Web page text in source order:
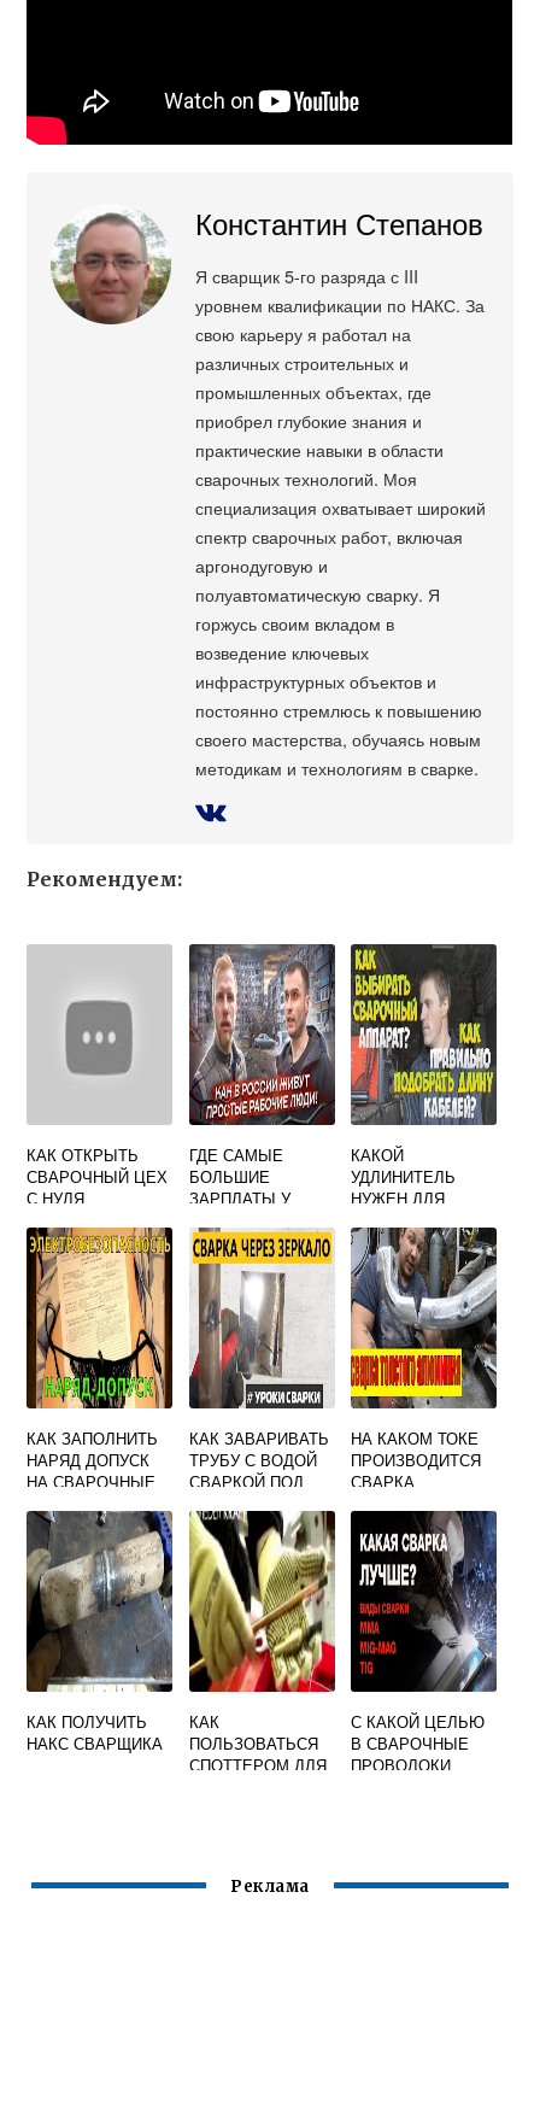
Константин Степанов
Я сварщик 5-го разряда с III
уровнем квалификации по НАКС. За
свою карьеру я работал на
различных строительных и
промышленных объектах, где
приобрел глубокие знания и
практические навыки в области
сварочных технологий. Моя
специализация охватывает широкий
спектр сварочных работ, включая
аргонодуговую и
полуавтоматическую сварку. Я
горжусь своим вкладом в
возведение ключевых
инфраструктурных объектов и
постоянно стремлюсь к повышению
своего мастерства, обучаясь новым
методикам и технологиям в сварке.
Рекомендуем:
КАК ОТКРЫТЬ
СВАРОЧНЫЙ ЦЕХ
С НУЛЯ
ГДЕ САМЫЕ
БОЛЬШИЕ
ЗАРПЛАТЫ У
КАКОЙ
УДЛИНИТЕЛЬ
НУЖЕН ДЛЯ
АППАРАТА
КАК ЗАПОЛНИТЬ
НАРЯД ДОПУСК
НА СВАРОЧНЫЕ
КАК ЗАВАРИВАТЬ
ТРУБУ С ВОДОЙ
СВАРКОЙ ПОД
НА КАКОМ ТОКЕ
ПРОИЗВОДИТСЯ
СВАРКА
СПЛАВОВ
КАК ПОЛУЧИТЬ
НАКС СВАРЩИКА
КАК
ПОЛЬЗОВАТЬСЯ
СПОТТЕРОМ ДЛЯ
С КАКОЙ ЦЕЛЬЮ
В СВАРОЧНЫЕ
ПРОВОЛОКИ
ГАЗЕ ОТВЕТ
Реклама